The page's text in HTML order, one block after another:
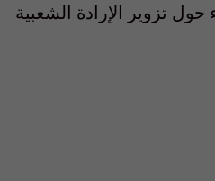
تزوير الإرادة الشعبية